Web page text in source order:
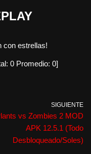
con estrellas!
0Promedio: 0]
SIGUIENTE
vs Zombies 2 MOD
APK 12.5.1 (Todo
Desbloqueado/Soles)